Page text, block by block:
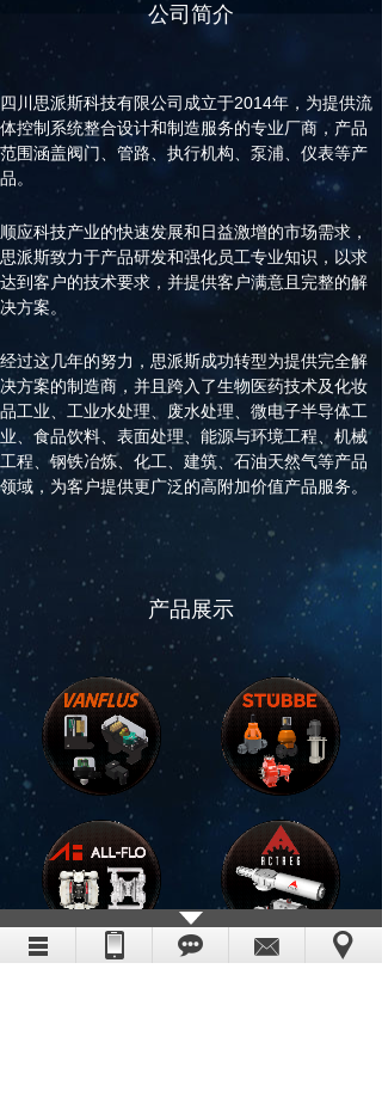
公司简介
四川思派斯科技有限公司成立于2014年，为提供流
体控制系统整合设计和制造服务的专业厂商，产品
范围涵盖阀门、管路、执行机构、泵浦、仪表等产
品。
顺应科技产业的快速发展和日益激增的市场需求，
思派斯致力于产品研发和强化员工专业知识，以求
达到客户的技术要求，并提供客户满意且完整的解
决方案。
经过这几年的努力，思派斯成功转型为提供完全解
决方案的制造商，并且跨入了生物医药技术及化妆
品工业、工业水处理、废水处理、微电子半导体工
业、食品饮料、表面处理、能源与环境工程、机械
工程、钢铁冶炼、化工、建筑、石油天然气等产品
领域，为客户提供更广泛的高附加价值产品服务。
思派斯与德国STUEBBE、奥地利AGRU、澳大利亚
MASCOT、德国GEMU、德国BURKERT、德国
GVT、美国FISHER（EMERSON）、台湾
FUYUAN、捷克ABO、西班牙ACTREG、德国
LUTZ、美国ALLFLO等知名厂家建立了牢固的战略
合作关系。通过厂家良好的合作，思派斯可以快速
响应客户的需求、加速订单的处理、缩短生产与交
货时程、降低设计与开发成本，提供客户无国界和
无时差的服务与支持。
此外，从产品搜寻、产品接单、打样与制造到售后
服务，思派斯提供了客户最愉悦的合作环境、且可
以将客户对产品的初步构想转化为高质量、高效能
的产品。
产品展示